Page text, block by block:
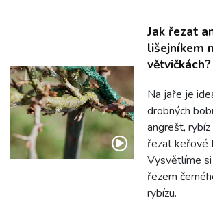
Jak řezat
lišejníkem
větvičkách?
Na jaře je
drobných
angrešt, rybíz
řezat keřové
Vysvětlíme
řezem
rybízu.